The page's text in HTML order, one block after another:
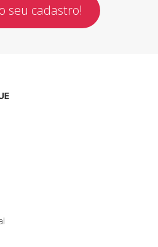
seu cadastro!